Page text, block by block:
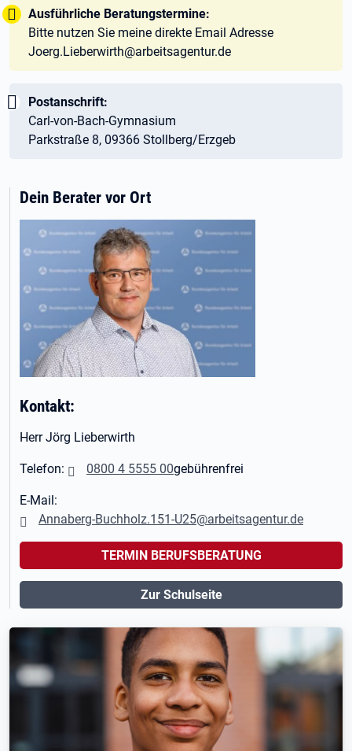
Tipp:
Ausführliche Beratungstermine:
Bitte nutzen Sie meine direkte Email Adresse
Joerg.Lieberwirth@arbeitsagentur.de
Wichtig:
Postanschrift:
Carl-von-Bach-Gymnasium
Parkstraße 8, 09366 Stollberg/Erzgeb
Dein Berater vor Ort
Kontakt:
Herr Jörg Lieberwirth
Telefon: 0800 4 5555 00gebührenfrei
E-Mail:
Annaberg-Buchholz.151-U25@arbeitsagentur.de
TERMIN BERUFSBERATUNG
Zur Schulseite